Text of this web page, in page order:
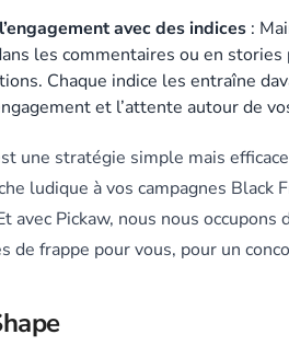
avec des indices :
les commentaires ou en
Chaque indice les entraîne
et l’attente autour de
une stratégie simple mais
ludique à vos campagnes Black
avec Pickaw, nous nous
de frappe pour vous, pour un